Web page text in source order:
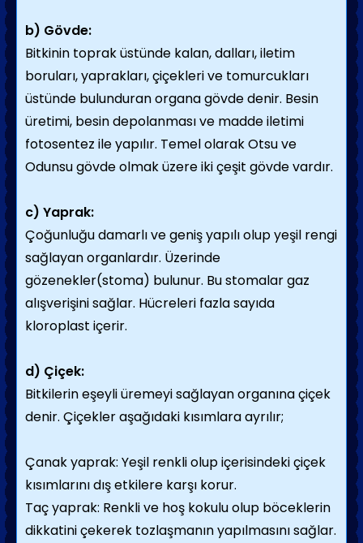
b) Gövde:
Bitkinin toprak üstünde kalan, dalları, iletim
boruları, yaprakları, çiçekleri ve tomurcukları
üstünde bulunduran organa gövde denir. Besin
üretimi, besin depolanması ve madde iletimi
fotosentez ile yapılır. Temel olarak Otsu ve
Odunsu gövde olmak üzere iki çeşit gövde vardır.
c) Yaprak:
Çoğunluğu damarlı ve geniş yapılı olup yeşil rengi
sağlayan organlardır. Üzerinde
gözenekler(stoma) bulunur. Bu stomalar gaz
alışverişini sağlar. Hücreleri fazla sayıda
kloroplast içerir.
d) Çiçek:
Bitkilerin eşeyli üremeyi sağlayan organına çiçek
denir. Çiçekler aşağıdaki kısımlara ayrılır;
Çanak yaprak: Yeşil renkli olup içerisindeki çiçek
kısımlarını dış etkilere karşı korur.
Taç yaprak: Renkli ve hoş kokulu olup böceklerin
dikkatini çekerek tozlaşmanın yapılmasını sağlar.